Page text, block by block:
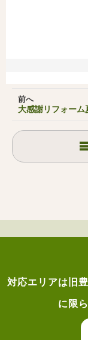
前へ
大感謝リフォーム
対応エリアは旧
に限